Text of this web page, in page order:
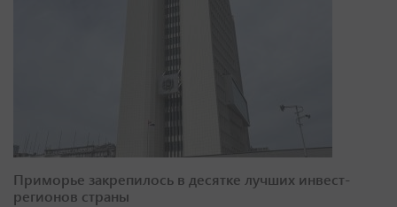
Приморье закрепилось в десятке лучших инвест-
регионов страны